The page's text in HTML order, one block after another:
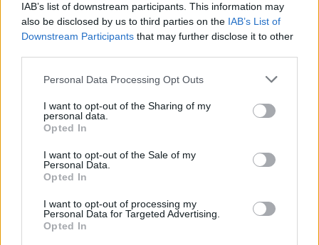
IAB’s list of downstream participants. This information may
also be disclosed by us to third parties on the IAB’s List of
Downstream Participants that may further disclose it to other
Personal Data Processing Opt Outs
I want to opt-out of the Sharing of my
personal data.
Opted In
I want to opt-out of the Sale of my
Personal Data.
Opted In
I want to opt-out of processing my
Personal Data for Targeted Advertising.
Opted In
ΔΙΑΦΗΜΙΣΗ